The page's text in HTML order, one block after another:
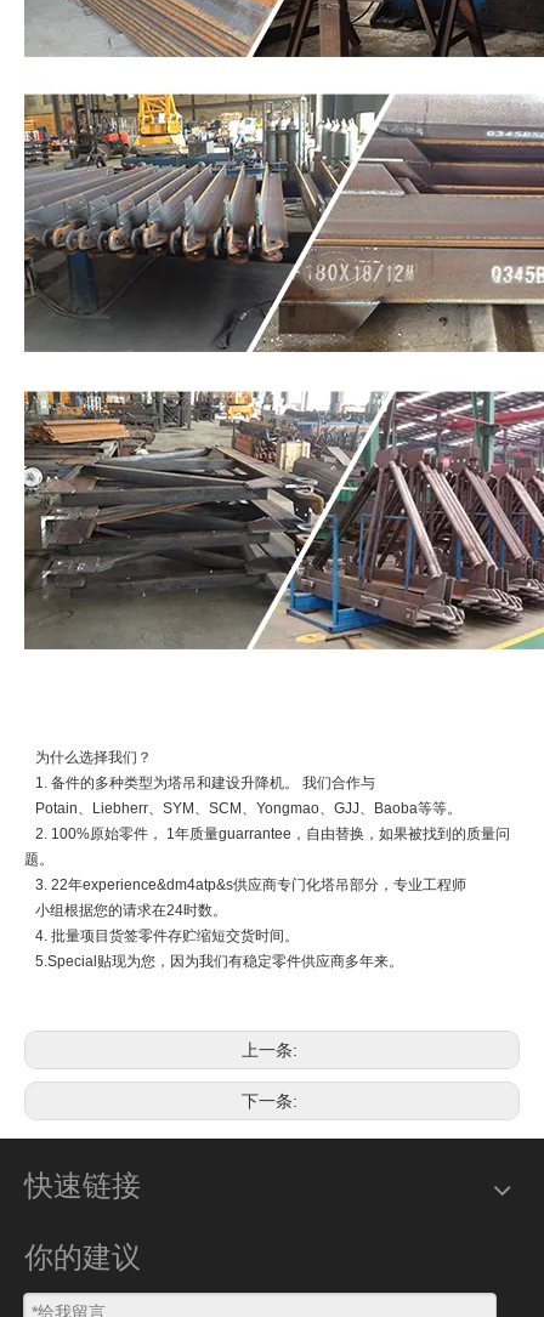
为什么选择我们？
1. 备件的多种类型为塔吊和建设升降机。 我们合作与
Potain、Liebherr、SYM、SCM、Yongmao、GJJ、Baoba等等。
2. 100%原始零件， 1年质量guarrantee，自由替换，如果被找到的质量问
题。
3. 22年experience&dm4atp&s供应商专门化塔吊部分，专业工程师
小组根据您的请求在24时数。
4. 批量项目货签零件存贮缩短交货时间。
5.Special贴现为您，因为我们有稳定零件供应商多年来。
上一条:
下一条:
快速链接
你的建议